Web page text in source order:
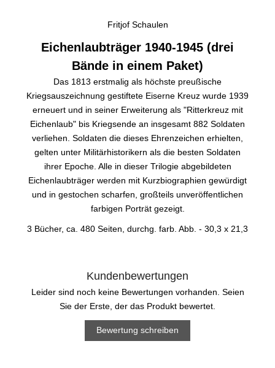
Fritjof Schaulen
Eichenlaubträger 1940-1945 (drei
Bände in einem Paket)
Das 1813 erstmalig als höchste preußische
Kriegsauszeichnung gestiftete Eiserne Kreuz wurde 1939
erneuert und in seiner Erweiterung als "Ritterkreuz mit
Eichenlaub" bis Kriegsende an insgesamt 882 Soldaten
verliehen. Soldaten die dieses Ehrenzeichen erhielten,
gelten unter Militärhistorikern als die besten Soldaten
ihrer Epoche. Alle in dieser Trilogie abgebildeten
Eichenlaubträger werden mit Kurzbiographien gewürdigt
und in gestochen scharfen, großteils unveröffentlichen
farbigen Porträt gezeigt.
3 Bücher, ca. 480 Seiten, durchg. farb. Abb. - 30,3 x 21,3
Kundenbewertungen
Leider sind noch keine Bewertungen vorhanden. Seien
Sie der Erste, der das Produkt bewertet.
Bewertung schreiben